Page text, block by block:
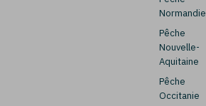
Normandie
Pêche
Nouvelle-
Aquitaine
Pêche
Occitanie